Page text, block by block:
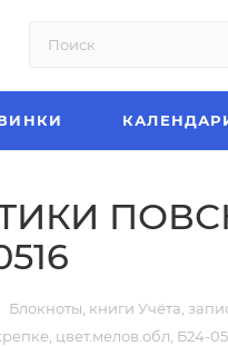
Блокноты, книги Учёта,
цвет.мелов.обл, Б24-